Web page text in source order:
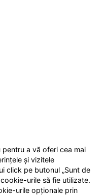
a vă oferi cea mai
și vizitele
click pe butonul „Sunt de
urile să fie utilizate.
urile opționale prin